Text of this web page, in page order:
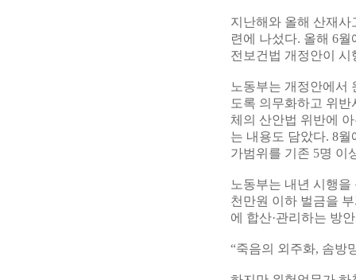
지난해와 올해 산재
련에 나섰다. 올해 6
전보건법 개정안이 시
노동부는 개정안에서
도록 의무화하고 위
체의 산안법 위반에
는 내용도 담았다. 8
가범위를 기존 5명 이
노동부는 내년 시행
천만원 이하 벌금을
에 합산·관리하는 방
“죽음의 외주화, 솜방